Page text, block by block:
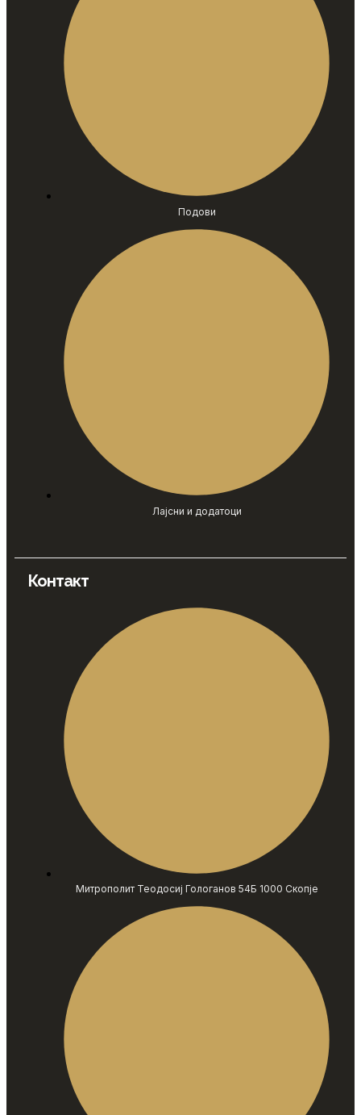
Подови
Лајсни и додатоци
Контакт
Митрополит Теодосиј Гологанов 54Б 1000 Скопје